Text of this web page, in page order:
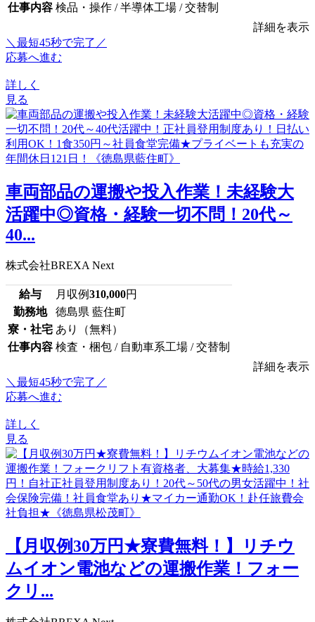
仕事内容 検品・操作 / 半導体工場 / 交替制
詳細を表示
＼最短45秒で完了／
応募へ進む
詳しく
見る
車両部品の運搬や投入作業！未経験大
活躍中◎資格・経験一切不問！20代～
40...
株式会社BREXA Next
給与 月収例310,000円
勤務地
徳島県 藍住町
寮・社宅 あり（無料）
仕事内容 検査・梱包 / 自動車系工場 / 交替制
詳細を表示
＼最短45秒で完了／
応募へ進む
詳しく
見る
【月収例30万円★寮費無料！】リチウ
ムイオン電池などの運搬作業！フォー
クリ...